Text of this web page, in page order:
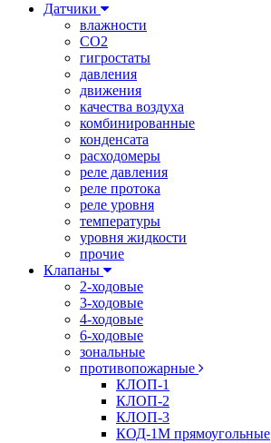
Датчики
влажности
CO2
гигростаты
давления
движения
качества воздуха
комбинированные
конденсата
расходомеры
реле давления
реле протока
реле уровня
температуры
уровня жидкости
прочие
Клапаны
2-ходовые
3-ходовые
4-ходовые
6-ходовые
зональные
противопожарные
КЛОП-1
КЛОП-2
КЛОП-3
КОД-1М прямоугольные